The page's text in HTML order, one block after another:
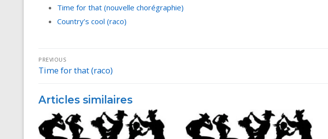
Time for that (nouvelle chorégraphie)
Country’s cool (raco)
Navigation
de
l’article
PREVIOUS
Previous
Time for that (raco)
Articles similaires